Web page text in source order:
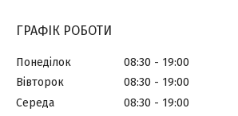
ГРАФІК РОБОТИ
Понеділок 08:30
19:00
Вівторок
08:30
19:00
Середа
08:30
19:00